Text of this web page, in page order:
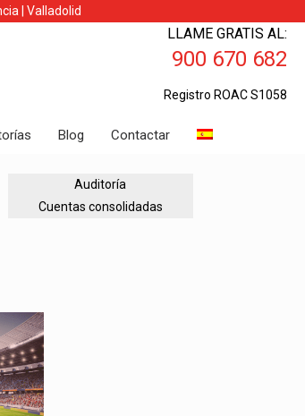
Valladolid
Blog Contactar
LLAME GRATIS AL:
900 670 682
Registro ROAC S1058
Auditoría
Cuentas consolidadas